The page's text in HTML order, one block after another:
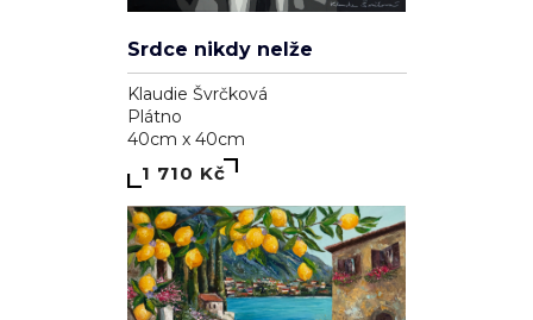
Srdce nikdy nelže
Klaudie Švrčková
Plátno
40cm x 40cm
1 710 Kč